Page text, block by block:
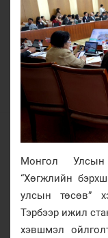
Монгол
“Хөгжлийн
улсын төсөв”
Тэрбээр ижил
хэвшмэл